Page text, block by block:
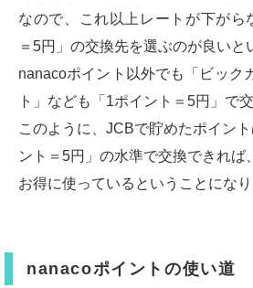
なので、これ以上レートが下がら
＝5円」の交換先を選ぶのが良いと
nanacoポイント以外でも「ビック
ト」なども「1ポイント＝5円」で
このように、JCBで貯めたポイン
ント＝5円」の水準で交換できれば
お得に使っているということになり
nanacoポイントの使い道